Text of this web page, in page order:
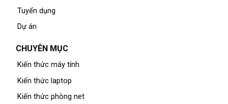
Tuyển dụng
Dự án
CHUYÊN MỤC
Kiến thức máy tính
Kiến thức laptop
Kiến thức phòng net